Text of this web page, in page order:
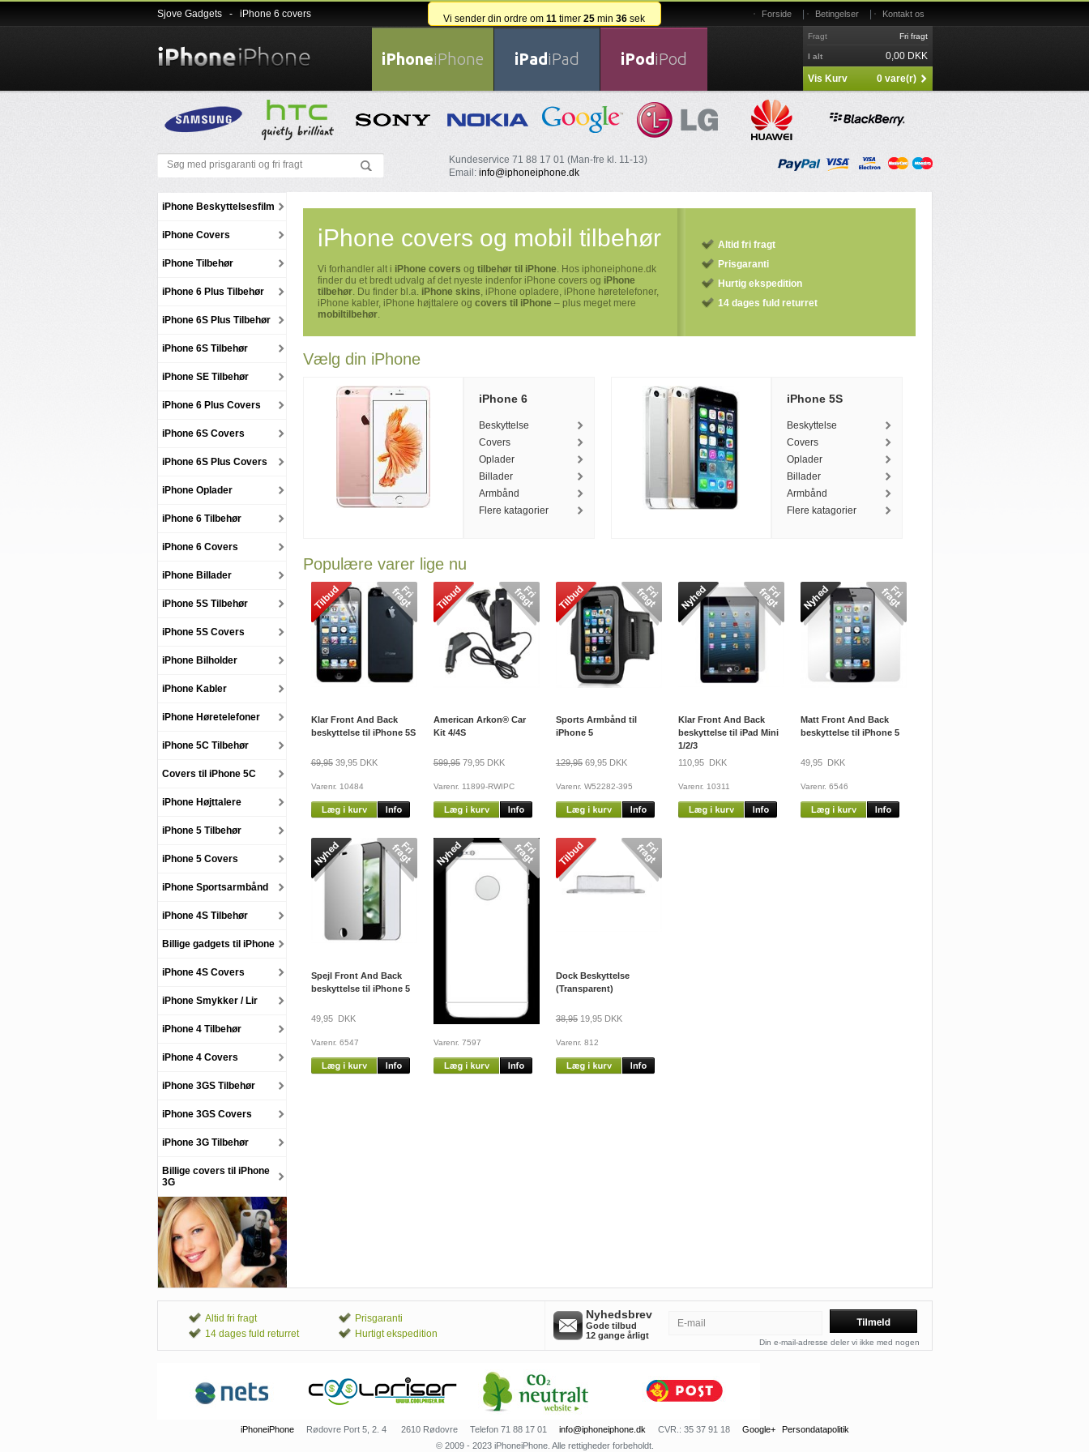
Sjove Gadgets- iPhone 6 covers Vi sender din ordre om11 timer25 min36 sek Forside Betingelser Kontakt os
iPhone Beskyttelsesfilm
iPhone Covers
iPhone Tilbehør
iPhone 6 Plus Tilbehør
iPhone 6S Plus Tilbehør
iPhone 6S Tilbehør
iPhone SE Tilbehør
iPhone 6 Plus Covers
iPhone 6S Covers
iPhone 6S Plus Covers
iPhone Oplader
iPhone 6 Tilbehør
iPhone 6 Covers
iPhone Billader
iPhone 5S Tilbehør
iPhone 5S Covers
iPhone Bilholder
iPhone Kabler
iPhone Høretelefoner
iPhone 5C Tilbehør
Covers til iPhone 5C
iPhone Højttalere
iPhone 5 Tilbehør
iPhone 5 Covers
iPhone Sportsarmbånd
iPhone 4S Tilbehør
Billige gadgets til iPhone
iPhone 4S Covers
iPhone Smykker / Lir
iPhone 4 Tilbehør
iPhone 4 Covers
iPhone 3GS Tilbehør
iPhone 3GS Covers
iPhone 3G Tilbehør
Billige covers til iPhone
3G
iPhoneiPhone iPadiPad iPodiPod
Fragt Fri fragt
I alt
0,00 DKK
Vis Kurv
0 vare(r)
Kundeservice 71 88 17 01 (Man-fre kl. 11-13)
Email: info@iphoneiphone.dk
iPhone covers og mobil tilbehør
Vi forhandler alt i iPhone covers og tilbehør til iPhone. Hos iphoneiphone.dk
finder du et bredt udvalg af det nyeste indenfor iPhone covers og iPhone
tilbehør. Du finder bl.a. iPhone skins, iPhone opladere, iPhone høretelefoner,
iPhone kabler, iPhone højttalere og covers til iPhone – plus meget mere
mobiltilbehør.
Altid fri fragt
Prisgaranti
Hurtig ekspedition
14 dages fuld returret
Vælg din iPhone
iPhone 6
Beskyttelse
Covers
Oplader
Billader
Armbånd
Flere katagorier
iPhone 5S
Beskyttelse
Covers
Oplader
Billader
Armbånd
Flere katagorier
Populære varer lige nu
Klar Front And Back
beskyttelse til iPhone 5S
69,9539,95 DKK
Varenr. 10484
American Arkon® Car
Kit 4/4S
599,9579,95 DKK
Varenr. 11899-RWIPC
Sports Armbånd til
iPhone 5
129,9569,95 DKK
Varenr. W52282-395
Klar Front And Back
beskyttelse til iPad Mini
1/2/3
110,95 DKK
Varenr. 10311
Matt Front And Back
beskyttelse til iPhone 5
49,95 DKK
Varenr. 6546
Spejl Front And Back
beskyttelse til iPhone 5
49,95 DKK
Varenr. 6547
89,95 DKK
Varenr. 7597
Dock Beskyttelse
(Transparent)
38,9519,95 DKK
Varenr. 812
Altid fri fragt
Prisgaranti
14 dages fuld returret
Hurtigt ekspedition
Nyhedsbrev
Gode tilbud
12 gange årligt
Din e-mail-adresse deler vi ikke med nogen
iPhoneiPhone Rødovre Port 5, 2. 4 2610 Rødovre Telefon 71 88 17 01 info@iphoneiphone.dk CVR.: 35 37 91 18 Google+
Persondatapolitik
© 2009 - 2023 iPhoneiPhone. Alle rettigheder forbeholdt.